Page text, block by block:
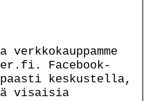
verkkokauppamme
Facebook-
keskustella,
visaisia